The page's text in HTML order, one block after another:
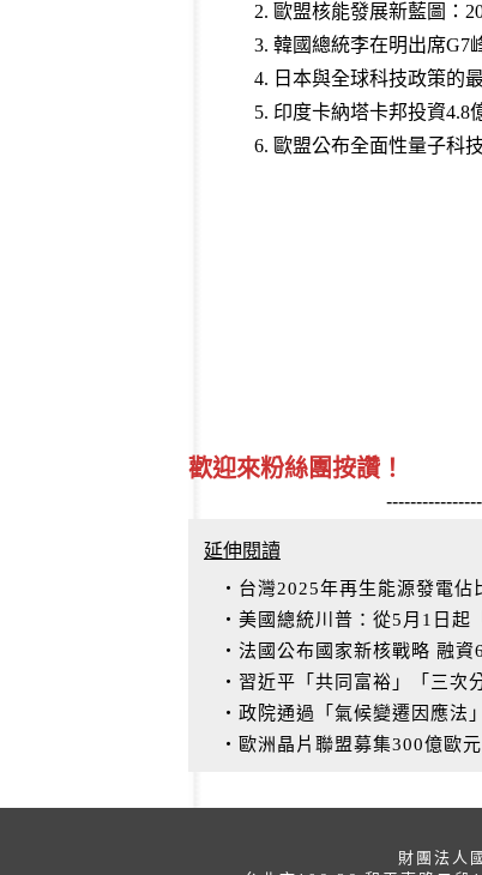
2. 歐盟核能發展新藍圖：
3. 韓國總統李在明出席G7
4. 日本與全球科技政策的
5. 印度卡納塔卡邦投資4.8
6. 歐盟公布全面性量子科
歡迎來粉絲團按讚！
延伸閱讀
‧台灣2025年再生能源發電佔
‧美國總統川普：從5月1日起
‧法國公布國家新核戰略 融資
‧習近平「共同富裕」「三次
‧政院通過「氣候變遷因應法
‧歐洲晶片聯盟募集300億歐
財團法人